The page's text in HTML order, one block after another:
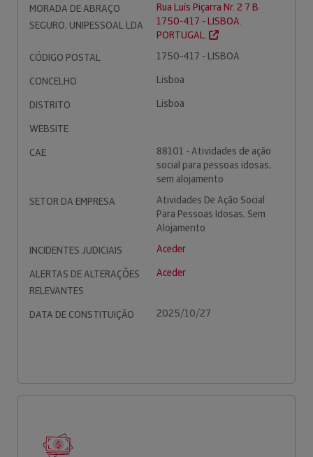
MORADA DE ABRAÇO
SEGURO, UNIPESSOAL LDA
Rua Luís Piçarra Nr. 2 7 B
1750-417 - LISBOA.
PORTUGAL.
CÓDIGO POSTAL
1750-417 - LISBOA
CONCELHO
Lisboa
DISTRITO
Lisboa
WEBSITE
CAE
88101 - Atividades de ação
social para pessoas idosas,
sem alojamento
SETOR DA EMPRESA
Atividades De Ação Social
Para Pessoas Idosas, Sem
Alojamento
INCIDENTES JUDICIAIS
Aceder
ALERTAS DE ALTERAÇÕES
RELEVANTES
Aceder
DATA DE CONSTITUIÇÃO 2025/10/27